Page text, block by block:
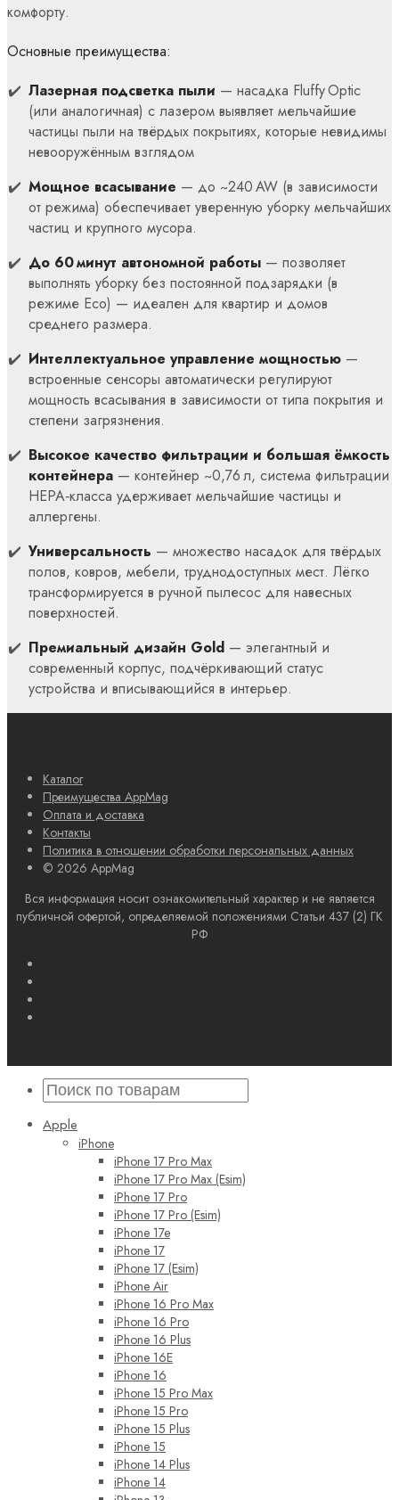
комфорту.
Основные преимущества:
Лазерная подсветка пыли — насадка Fluffy Optic
(или аналогичная) с лазером выявляет мельчайшие
частицы пыли на твёрдых покрытиях, которые невидимы
невооружённым взглядом
Мощное всасывание — до ~240 AW (в зависимости
от режима) обеспечивает уверенную уборку мельчайших
частиц и крупного мусора.
До 60 минут автономной работы — позволяет
выполнять уборку без постоянной подзарядки (в
режиме Eco) — идеален для квартир и домов
среднего размера.
Интеллектуальное управление мощностью —
встроенные сенсоры автоматически регулируют
мощность всасывания в зависимости от типа покрытия и
степени загрязнения.
Высокое качество фильтрации и большая ёмкость
контейнера — контейнер ~0,76 л, система фильтрации
HEPA‑класса удерживает мельчайшие частицы и
аллергены.
Универсальность — множество насадок для твёрдых
полов, ковров, мебели, труднодоступных мест. Лёгко
трансформируется в ручной пылесос для навесных
поверхностей.
Премиальный дизайн Gold — элегантный и
современный корпус, подчёркивающий статус
устройства и вписывающийся в интерьер.
Каталог
Преимущества AppMag
Оплата и доставка
Контакты
Политика в отношении обработки персональных данных
© 2026 AppMag
Вся информация носит ознакомительный характер и не является
публичной офертой, определяемой положениями Статьи 437 (2) ГК
РФ
Apple
iPhone
iPhone 17 Pro Max
iPhone 17 Pro Max (Esim)
iPhone 17 Pro
iPhone 17 Pro (Esim)
iPhone 17e
iPhone 17
iPhone 17 (Esim)
iPhone Air
iPhone 16 Pro Max
iPhone 16 Pro
iPhone 16 Plus
iPhone 16E
iPhone 16
iPhone 15 Pro Max
iPhone 15 Pro
iPhone 15 Plus
iPhone 15
iPhone 14 Plus
iPhone 14